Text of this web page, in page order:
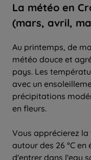
La météo en
(mars, avril,
Au printemps, de
météo douce et
pays. Les
avec un
précipitations
en fleurs.
Vous apprécierez
autour des 26 °C
d'entrer dans l'eau